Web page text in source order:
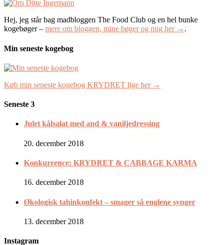
Hej, jeg står bag madbloggen The Food Club og en hel bunke
kogebøger – mere om bloggen, mine bøger og mig her → .
Min seneste kogebog
Køb min seneste kogebog KRYDRET lige her →
Seneste 3
Julet kålsalat med and & vaniljedressing
20. december 2018
Konkurrence: KRYDRET & CABBAGE KARMA
16. december 2018
Økologisk tahinkonfekt – smager så englene synger
13. december 2018
Instagram